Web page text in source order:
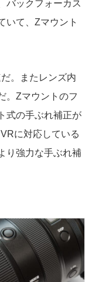
バックフォーカス
いて、Zマウント
。またレンズ内
。Zマウントのフ
式の手ぶれ補正が
に対応している
り強力な手ぶれ補